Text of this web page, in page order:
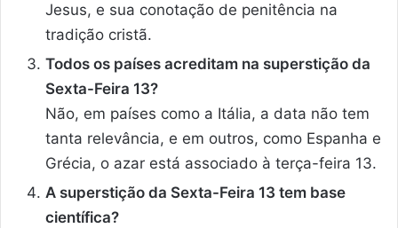
Jesus, e sua conotação de penitência na
tradição cristã.
Todos os países acreditam na superstição da
Sexta-Feira 13?
Não, em países como a Itália, a data não tem
tanta relevância, e em outros, como Espanha e
Grécia, o azar está associado à terça-feira 13.
A superstição da Sexta-Feira 13 tem base
científica?